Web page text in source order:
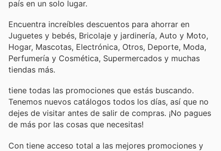
país en un solo lugar.
Encuentra increíbles descuentos para ahorrar en
Juguetes y bebés, Bricolaje y jardinería, Auto y Moto,
Hogar, Mascotas, Electrónica, Otros, Deporte, Moda,
Perfumería y Cosmética, Supermercados y muchas
tiendas más.
tiene todas las promociones que estás buscando.
Tenemos nuevos catálogos todos los días, así que no
dejes de visitar antes de salir de compras. ¡No pagues
de más por las cosas que necesitas!
Con tiene acceso total a las mejores promociones y